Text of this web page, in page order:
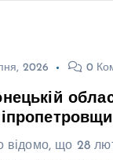
2026 0
відомо, що 28